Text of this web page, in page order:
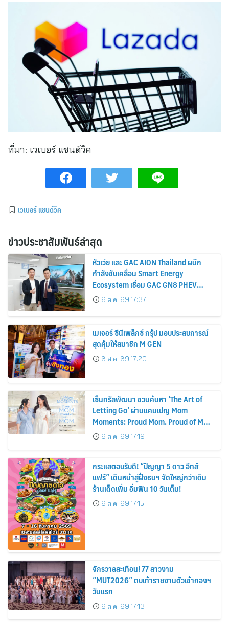
ที่มา: เวเบอร์ แชนด์วิค
เวเบอร์ แชนด์วิค
ข่าวประชาสัมพันธ์ล่าสุด
หัวเว่ย และ GAC AION Thailand ผนึก
กำลังขับเคลื่อน Smart Energy
Ecosystem เชื่อม GAC GN8 PHEV
รถยนต์ MPV ระดับพรีเมียม เข้ากับ
พลังงานแสงอาทิตย์ภายในบ้าน
6 ส.ค. 69 17:37
เมเจอร์ ซีนีเพล็กซ์ กรุ้ป มอบประสบการณ์
สุดคุ้มให้สมาชิก M GEN
6 ส.ค. 69 17:20
เซ็นทรัลพัฒนา ชวนค้นหา ‘The Art of
Letting Go’ ผ่านแคมเปญ Mom
Moments: Proud Mom. Proud of My
Mom.6 ส.ค. 69 17:19
กระแสตอบรับดี! “ปัญญา 5 ดาว อีทส์
แฟร์” เดินหน้าสู่ฝั่งธนฯ จัดใหญ่กว่าเดิม
ร้านเด็ดเพิ่ม อิ่มฟิน 10 วันเต็ม!
6 ส.ค. 69 17:15
จักรวาลสะเทือน! 77 สาวงาม
“MUT2026” ตบเท้ารายงานตัวเข้ากองฯ
วันแรก
6 ส.ค. 69 17:13